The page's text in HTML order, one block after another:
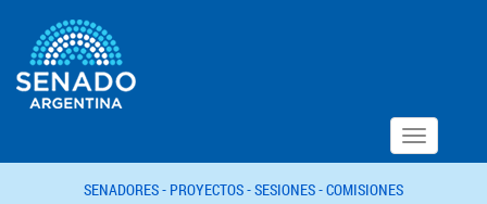
Toggle
navigation
SENADORES - PROYECTOS -SESIONES -COMISIONES